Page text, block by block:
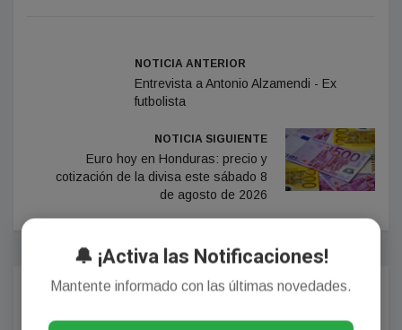
NOTICIA ANTERIOR
Entrevista a Antonio Alzamendi - Ex
futbolista
NOTICIA SIGUIENTE
Euro hoy en Honduras: precio y
cotización de la divisa este sábado 8
de agosto de 2026
🔔 ¡Activa las Notificaciones!
Mantente informado con las últimas novedades.